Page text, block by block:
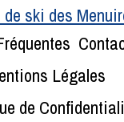
ski des
Légales
de